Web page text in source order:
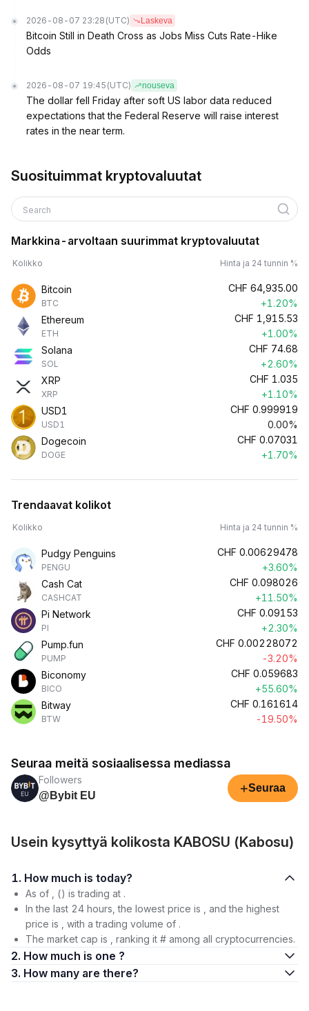
2026-08-07 23:28 (UTC) Laskeva
Bitcoin Still in Death Cross as Jobs Miss Cuts Rate-Hike
Odds
2026-08-07 19:45 (UTC) nouseva
The dollar fell Friday after soft US labor data reduced
expectations that the Federal Reserve will raise interest
rates in the near term.
Suosituimmat kryptovaluutat
Search
Markkina-arvoltaan suurimmat kryptovaluutat
Kolikko Hinta ja 24 tunnin %
Bitcoin
BTC
CHF 64,935.00
+1.20%
Ethereum
ETH
CHF 1,915.53
+1.00%
Solana
SOL
CHF 74.68
+2.60%
XRP
XRP
CHF 1.035
+1.10%
USD1
USD1
CHF 0.999919
0.00%
Dogecoin
DOGE
CHF 0.07031
+1.70%
Trendaavat kolikot
Kolikko Hinta ja 24 tunnin %
Pudgy Penguins
PENGU
CHF 0.00629478
+3.60%
Cash Cat
CASHCAT
CHF 0.098026
+11.50%
Pi Network
PI
CHF 0.09153
+2.30%
Pump.fun
PUMP
CHF 0.00228072
-3.20%
Biconomy
BICO
CHF 0.059683
+55.60%
Bitway
BTW
CHF 0.161614
-19.50%
Seuraa meitä sosiaalisessa mediassa
Followers
@Bybit EU
+Seuraa
Usein kysyttyä kolikosta KABOSU (Kabosu)
1. How much is today?
As of , () is trading at .
In the last 24 hours, the lowest price is , and the highest
price is , with a trading volume of .
The market cap is , ranking it # among all cryptocurrencies.
2. How much is one ?
3. How many are there?